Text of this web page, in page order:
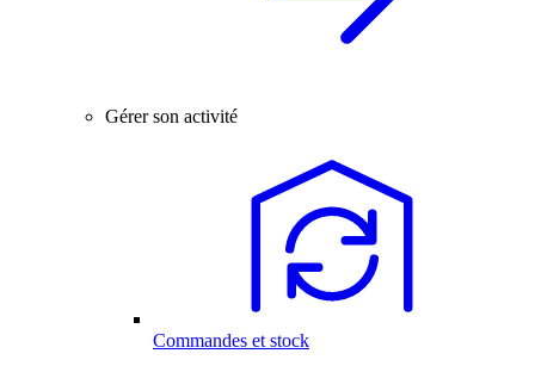
Gérer son activité
Commandes et stock